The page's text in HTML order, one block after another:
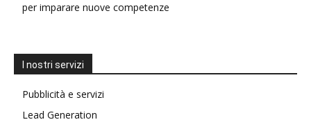
per imparare nuove competenze
I nostri servizi
Pubblicità e servizi
Lead Generation